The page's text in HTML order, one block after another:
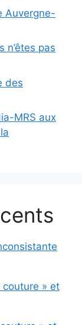
Auvergne-
n’êtes pas
des
MRS aux
couture » et